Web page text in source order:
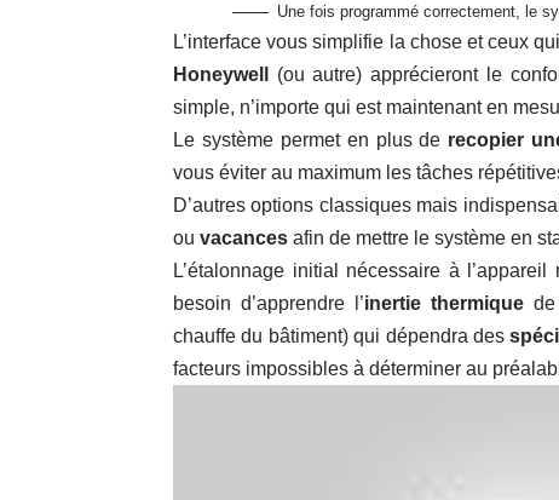
Une fois programmé correctement, le
L’interface vous simplifie la chose et ceux
Honeywell
(ou autre) apprécieront le
simple, n’importe qui est maintenant en
Le système permet en plus de recopier
vous éviter au maximum les tâches
D’autres options classiques mais
ou vacances afin de mettre le système en
L’étalonnage initial nécessaire à
besoin d’apprendre l’inertie thermiquede
chauffe du bâtiment) qui dépendra des
facteurs impossibles à déterminer au